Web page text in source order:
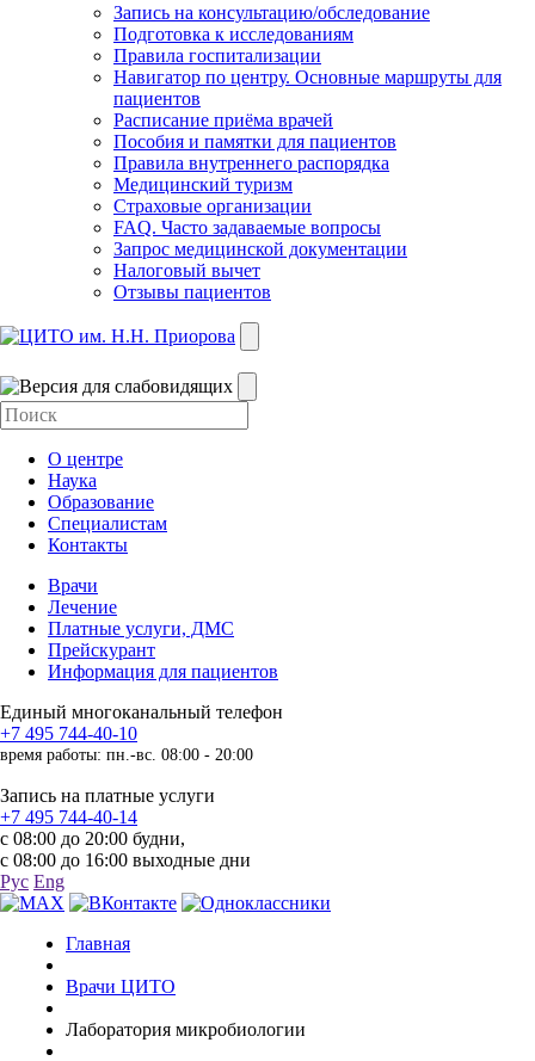
Запись на консультацию/обследование
Подготовка к исследованиям
Правила госпитализации
Навигатор по центру. Основные маршруты для
пациентов
Расписание приёма врачей
Пособия и памятки для пациентов
Правила внутреннего распорядка
Медицинский туризм
Страховые организации
FAQ. Часто задаваемые вопросы
Запрос медицинской документации
Налоговый вычет
Отзывы пациентов
О центре
Наука
Образование
Специалистам
Контакты
Врачи
Лечение
Платные услуги, ДМС
Прейскурант
Информация для пациентов
Единый многоканальный телефон
+7 495 744-40-10
время работы: пн.-вс. 08:00 - 20:00
Запись на платные услуги
+7 495 744-40-14
с 08:00 до 20:00 будни,
с 08:00 до 16:00 выходные дни
Рус Eng
Главная
Врачи ЦИТО
Лаборатория микробиологии